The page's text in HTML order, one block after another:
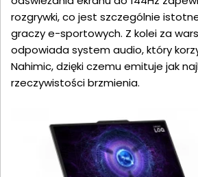
rozgrywki, co jest szczególnie
graczy e-sportowych. Z kolei za
odpowiada system audio, który
Nahimic, dzięki czemu emituje jak
rzeczywistości brzmienia.